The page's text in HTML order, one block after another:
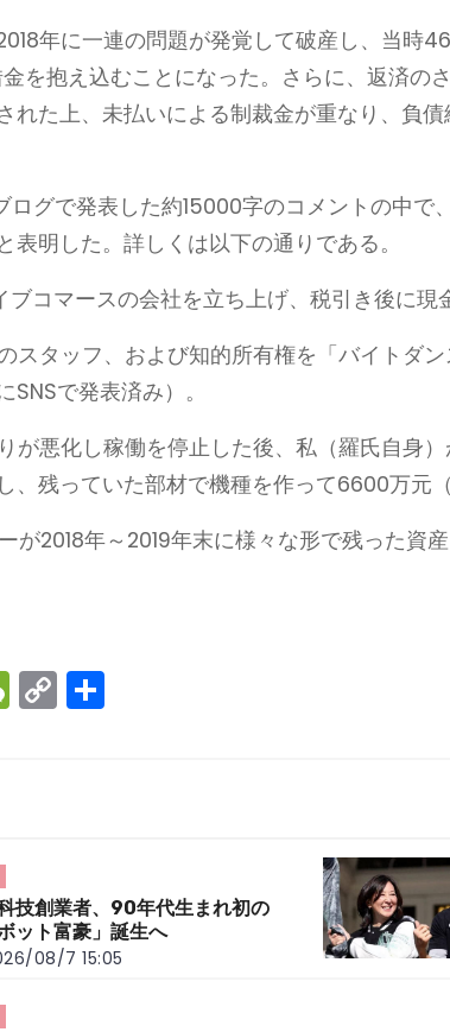
年に一連の問題が発覚して破産し、当時
金を抱え込むことになった。さらに、返済
れた上、未払いによる制裁金が重なり、負
ログで発表した約15000字のコメントの中で
表明した。詳しくは以下の通りである。
ブコマースの会社を立ち上げ、税引き後に現
スタッフ、および知的所有権を「バイトダ
で発表済み）。
が悪化し稼働を停止した後、私（羅氏自身
、残っていた部材で機種を作って6600万元（
が2018年～2019年末に様々な形で残った資
W
e
C
o
k
技創業者、90年代生まれ初の
ボット富豪」誕生へ
08/7 15:05